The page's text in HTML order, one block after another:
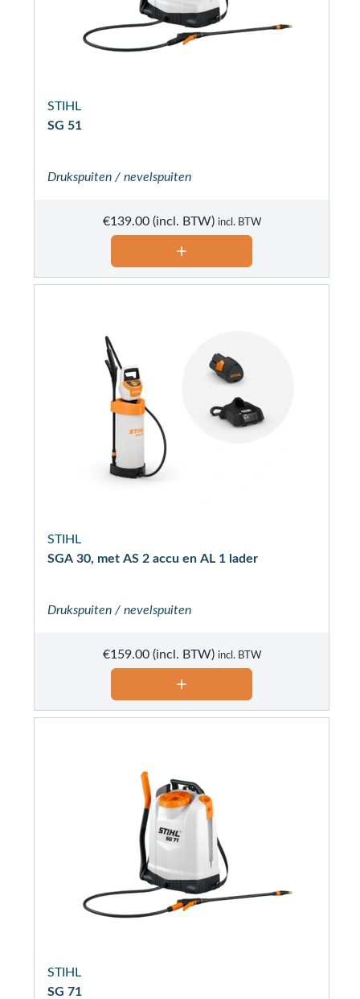
STIHL
SG 51
Drukspuiten / nevelspuiten
€139.00 incl. BTW
STIHL
SGA 30, met AS 2 accu en AL 1 lader
Drukspuiten / nevelspuiten
€159.00 incl. BTW
STIHL
SG 71